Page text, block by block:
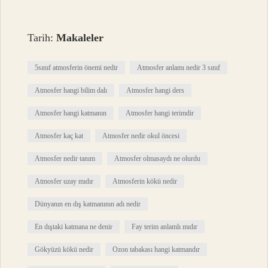
Tarih:Makaleler
5sınıf atmosferin önemi nedir Atmosfer anlamı nedir 3 sınıf
Atmosfer hangi bilim dalı Atmosfer hangi ders
Atmosfer hangi katmanın Atmosfer hangi terimdir
Atmosfer kaç kat Atmosfer nedir okul öncesi
Atmosfer nedir tanım Atmosfer olmasaydı ne olurdu
Atmosfer uzay mıdır Atmosferin kökü nedir
Dünyanın en dış katmanının adı nedir
En dıştaki katmana ne denir Fay terim anlamlı mıdır
Gökyüzü kökü nedir Ozon tabakası hangi katmandır